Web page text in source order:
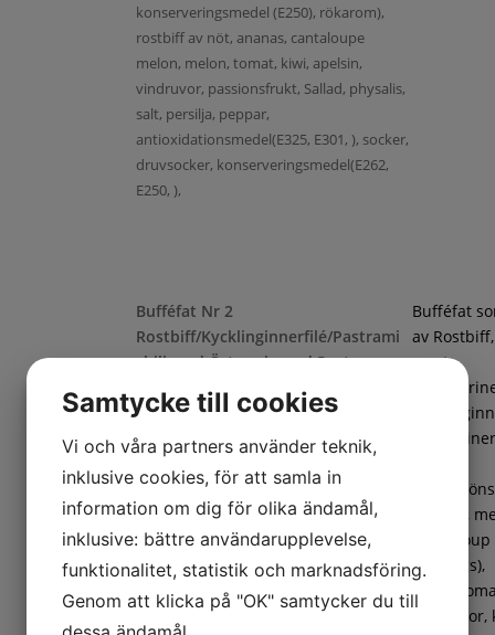
konserveringsmedel (E250), rökarom),
rostbiff av nöt, ananas, cantaloupe
melon, melon, tomat, kiwi, apelsin,
vindruvor, passionsfrukt, Sallad, physalis,
salt, persilja, peppar,
antioxidationsmedel(E325, E301, ), socker,
druvsocker, konserveringsmedel(E262,
E250, ),
Bufféfat Nr 2
Rostbiff/Kycklinginnerfilé/Pastrami
chili med Örtmarinerad Pasta
Penne örtmarinerad(Pasta (DURUMVETE,
vatten), marinad (vatten, rapsolja, salt,
vitvinsvinäger, äppeljuice, krydda
Bufféfat
av
samt
frukt/
ananas,
honungs),
vindruvor,
Samtycke till cookies
Vi och våra partners använder teknik,
inklusive cookies, för att samla in
information om dig för olika ändamål,
inklusive: bättre användarupplevelse,
funktionalitet, statistik och marknadsföring.
Genom att klicka på "OK" samtycker du till